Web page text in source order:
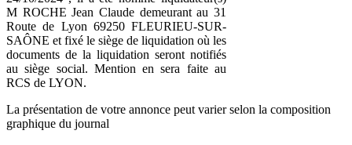
M ROCHE Jean Claude demeurant au 31
Route de Lyon 69250 FLEURIEU-SUR-
SAÔNE et fixé le siège de liquidation où les
documents de la liquidation seront notifiés
au siège social. Mention en sera faite au
RCS de LYON.
La présentation de votre annonce peut varier selon la composition
graphique du journal